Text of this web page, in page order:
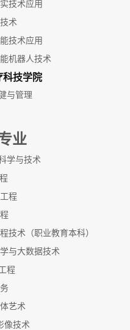
技术应用
术
技术应用
机器人技术
科技学院
与管理
业
学与技术
程
技术（职业教育本科）
与大数据技术
程
艺术
像技术